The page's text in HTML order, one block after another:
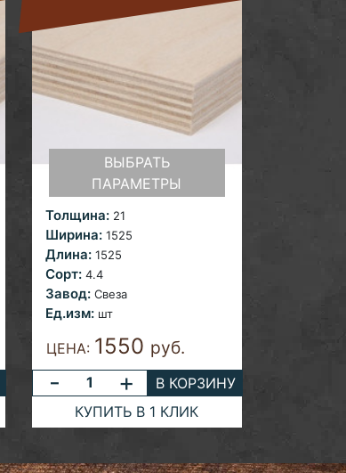
ВЫБРАТЬ
ПАРАМЕТРЫ
Толщина: 21
Ширина: 1525
Длина: 1525
Сорт: 4.4
Завод: Свеза
Ед.изм: шт
ЦЕНА: 1550 руб.
- +
В КОРЗИНУ
КУПИТЬ В 1 КЛИК